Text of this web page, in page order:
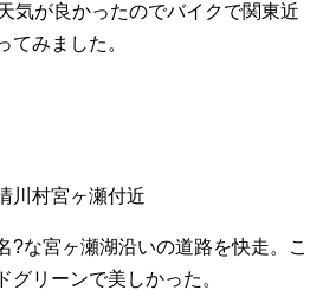
気が良かったのでバイクで関東近
てみました。
川村宮ヶ瀬付近
?な宮ヶ瀬湖沿いの道路を快走。こ
グリーンで美しかった。